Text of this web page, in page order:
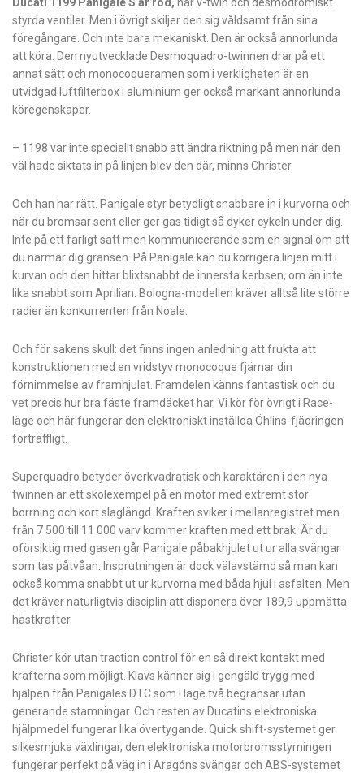
Ducati 1199 Panigale S är röd, har v-twin och desmodromiskt
styrda ventiler. Men i övrigt skiljer den sig våldsamt från sina
föregångare. Och inte bara mekaniskt. Den är också annorlunda
att köra. Den nyutvecklade Desmoquadro-twinnen drar på ett
annat sätt och monocoqueramen som i verkligheten är en
utvidgad luftfilterbox i aluminium ger också markant annorlunda
köregenskaper.
– 1198 var inte speciellt snabb att ändra riktning på men när den
väl hade siktats in på linjen blev den där, minns Christer.
Och han har rätt. Panigale styr betydligt snabbare in i kurvorna och
när du bromsar sent eller ger gas tidigt så dyker cykeln under dig.
Inte på ett farligt sätt men kommunicerande som en signal om att
du närmar dig gränsen. På Panigale kan du korrigera linjen mitt i
kurvan och den hittar blixtsnabbt de innersta kerbsen, om än inte
lika snabbt som Aprilian. Bologna-modellen kräver alltså lite större
radier än konkurrenten från Noale.
Och för sakens skull: det finns ingen anledning att frukta att
konstruk­tionen med en vridstyv monocoque fjärnar din
förnimmelse av framhjulet. Framdelen känns fantastisk och du
vet precis hur bra fäste framdäcket har. Vi kör för övrigt i Race-
läge och här fungerar den elektroniskt inställda Öhlins-fjädringen
förträffligt.
Superquadro betyder överkvadratisk och karaktären i den nya
twinnen är ett skolexempel på en motor med extremt stor
borrning och kort slaglängd. Kraften sviker i mellanregistret men
från 7 500 till 11 000 varv kommer kraften med ett brak. Är du
oförsiktig med gasen går Panigale påbakhjulet ut ur alla svängar
som tas påtvåan. Insprutningen är dock välav­stämd så man kan
också komma snabbt ut ur kurvorna med båda hjul i asfalten. Men
det kräver naturligtvis disciplin att disponera över 189,9 uppmätta
hästkrafter.
Christer kör utan traction control för en så direkt kontakt med
krafterna som möjligt. Klavs känner sig i gengäld trygg med
hjälpen från Panigales DTC som i läge två begränsar utan
generande stamningar. Och resten av Ducatins elektroniska
hjälpmedel fungerar lika övertygande. Quick shift-systemet ger
silkesmjuka växlingar, den elektroniska motorbromsstyrningen
fungerar perfekt på väg in i Aragóns svängar och ABS-systemet